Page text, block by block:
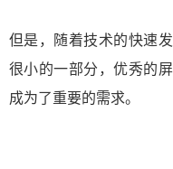
但是，随着技术的快速
很小的一部分，优秀的
成为了重要的需求。